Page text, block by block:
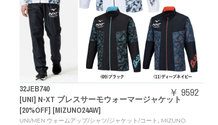
32JEB740
[UNI] N-XT ブレスサーモウォーマージャケット
[20%OFF] [MIZUNO24AW]
UNI/MEN ウォームアップ/シャツ/ジャケット/コート , MIZUNO
￥ 9592